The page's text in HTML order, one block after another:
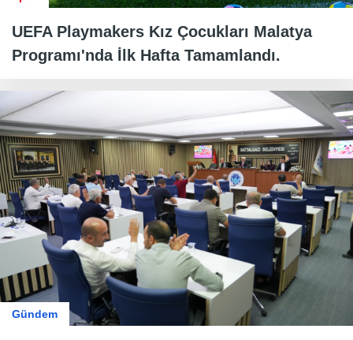
UEFA Playmakers Kız Çocukları Malatya
Programı'nda İlk Hafta Tamamlandı.
Gündem